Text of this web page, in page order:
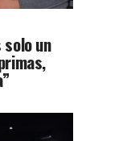
solo un